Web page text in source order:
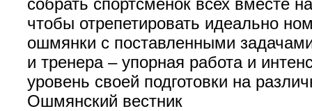
собрать спортсменок всех вместе
чтобы отрепетировать идеально
ошмянки с поставленными
и тренера – упорная работа и
уровень своей подготовки на
Ошмянский вестник